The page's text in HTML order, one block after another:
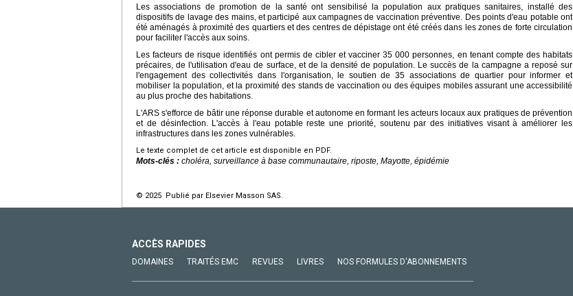
Les associations de promotion de la santé ont sensibilisé la population aux pratiques sanitaires, installé des
dispositifs de lavage des mains, et participé aux campagnes de vaccination préventive. Des points d'eau potable ont
été aménagés à proximité des quartiers et des centres de dépistage ont été créés dans les zones de forte circulation
pour faciliter l'accès aux soins.
Les facteurs de risque identifiés ont permis de cibler et vacciner 35 000 personnes, en tenant compte des habitats
précaires, de l'utilisation d'eau de surface, et de la densité de population. Le succès de la campagne a reposé sur
l'engagement des collectivités dans l'organisation, le soutien de 35 associations de quartier pour informer et
mobiliser la population, et la proximité des stands de vaccination ou des équipes mobiles assurant une accessibilité
au plus proche des habitations.
L'ARS s'efforce de bâtir une réponse durable et autonome en formant les acteurs locaux aux pratiques de prévention
et de désinfection. L'accès à l'eau potable reste une priorité, soutenu par des initiatives visant à améliorer les
infrastructures dans les zones vulnérables.
Le texte complet de cet article est disponible en PDF.
Mots-clés : choléra, surveillance à base communautaire, riposte, Mayotte, épidémie
© 2025 Publié par Elsevier Masson SAS.
ACCÈS RAPIDES
DOMAINES TRAITÉS EMC REVUES LIVRES NOS FORMULES D'ABONNEMENTS